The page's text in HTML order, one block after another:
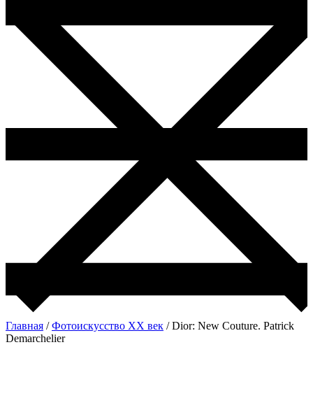
Главная /Фотоискусство ХХ век / Dior: New Couture. Patrick
Demarchelier